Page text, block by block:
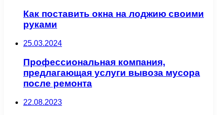
Как поставить окна на лоджию своими
руками
25.03.2024
Профессиональная компания,
предлагающая услуги вывоза мусора
после ремонта
22.08.2023